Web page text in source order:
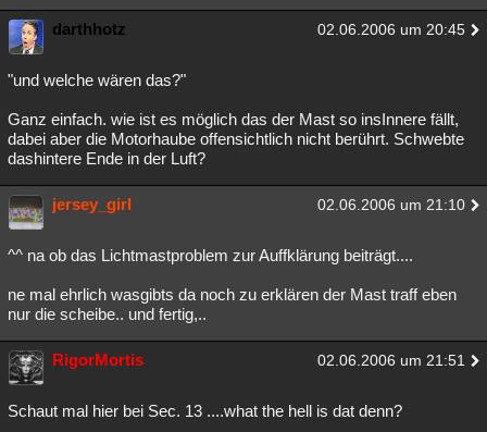
darthhotz 02.06.2006 um 20:45
"und welche wären das?"
Ganz einfach. wie ist es möglich das der Mast so insInnere fällt,
dabei aber die Motorhaube offensichtlich nicht berührt. Schwebte
dashintere Ende in der Luft?
jersey_girl 02.06.2006 um 21:10
^^ na ob das Lichtmastproblem zur Auffklärung beiträgt....
ne mal ehrlich wasgibts da noch zu erklären der Mast traff eben
nur die scheibe.. und fertig,..
RigorMortis 02.06.2006 um 21:51
Schaut mal hier bei Sec. 13 ....what the hell is dat denn?